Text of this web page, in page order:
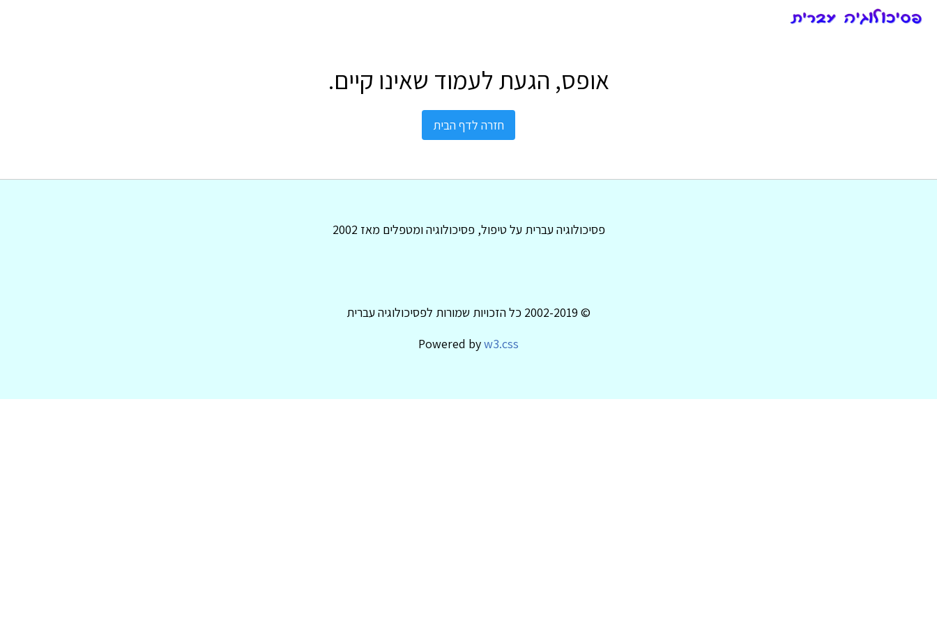
אופס, הגעת לעמוד שאינו קיים.
חזרה לדף הבית
פסיכולוגיה עברית על טיפול, פסיכולוגיה ומטפלים מאז 2002
© 2002-2019 כל הזכויות שמורות לפסיכולוגיה עברית
Powered byw3.css